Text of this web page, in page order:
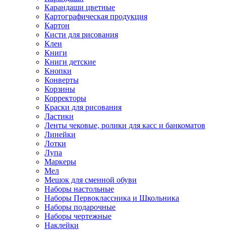
Карандаши цветные
Картографическая продукция
Картон
Кисти для рисования
Клеи
Книги
Книги детские
Кнопки
Конверты
Корзины
Корректоры
Краски для рисования
Ластики
Ленты чековые, ролики для касс и банкоматов
Линейки
Лотки
Лупа
Маркеры
Мел
Мешок для сменной обуви
Наборы настольные
Наборы Первоклассника и Школьника
Наборы подарочные
Наборы чертежные
Наклейки